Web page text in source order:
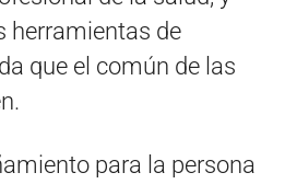
herramientas de
que el común de las
para la persona